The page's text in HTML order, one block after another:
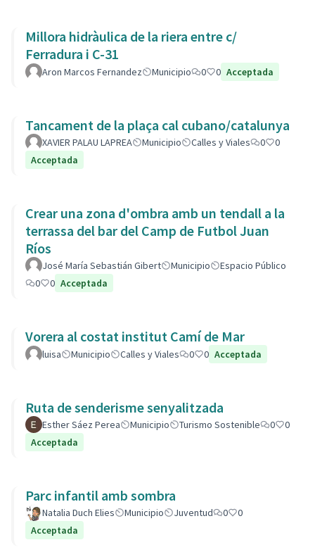
Millora hidràulica de la riera entre c/
Ferradura i C-31
Aron Marcos Fernandez Municipio 0 0 Acceptada
Tancament de la plaça cal cubano/catalunya
XAVIER PALAU LAPREA Municipio Calles y Viales 0
0
Acceptada
Crear una zona d'ombra amb un tendall a la
terrassa del bar del Camp de Futbol Juan
Ríos
José María Sebastián Gibert Municipio
Espacio Público
0
0 Acceptada
Vorera al costat institut Camí de Mar
luisa Municipio Calles y Viales 0 0 Acceptada
Ruta de senderisme senyalitzada
Esther Sáez Perea Municipio Turismo Sostenible 0
0
Acceptada
Parc infantil amb sombra
Natalia Duch Elies Municipio Juventud 0
0
Acceptada